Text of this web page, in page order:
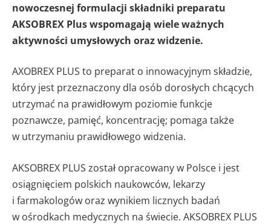
nowoczesnej formulacji składniki preparatu
AKSOBREX Plus wspomagają wiele ważnych
aktywności umysłowych oraz widzenie.
AXOBREX PLUS to preparat o innowacyjnym składzie,
który jest przeznaczony dla osób dorosłych chcących
utrzymać na prawidłowym poziomie funkcje
poznawcze, pamięć, koncentrację; pomaga także
w utrzymaniu prawidłowego widzenia.
AKSOBREX PLUS został opracowany w Polsce i jest
osiągnięciem polskich naukowców, lekarzy
i farmakologów oraz wynikiem licznych badań
w ośrodkach medycznych na świecie. AKSOBREX PLUS